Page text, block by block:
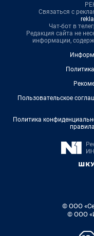
Связаться с
Чат-бот в
Редакция сайта не
информации,
Пользовательское
Политика
© ООО
© ООО